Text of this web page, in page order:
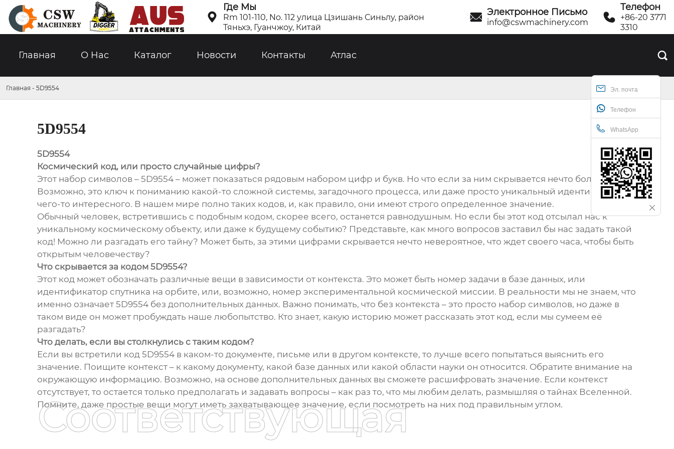

Где Мы
Rm 101-110, No. 112 улица Цзишань Синьлу, район
Тяньхэ, Гуанчжоу, Китай
 Электронное Письмо
info@cswmachinery.com 
Телефон
+86-20 3771
3310
Главная О Hас Каталог Новости Контакты Атлас 
Эл. почта
Телефон
WhatsApp
Главная - 5D9554
5D9554
5D9554
Космический код, или просто случайные цифры?
Этот набор символов – 5D9554 – может показаться рядовым набором цифр и букв. Но что если за ним скрывается нечто большее?
Возможно, это ключ к пониманию какой-то сложной системы, загадочного процесса, или даже просто уникальный идентификатор
чего-то интересного. В нашем мире полно таких кодов, и, как правило, они имеют строго определенное значение.
Обычный человек, встретившись с подобным кодом, скорее всего, останется равнодушным. Но если бы этот код отсылал нас к
уникальному космическому объекту, или даже к будущему событию? Представьте, как много вопросов заставил бы нас задать такой
код! Можно ли разгадать его тайну? Может быть, за этими цифрами скрывается нечто невероятное, что ждет своего часа, чтобы быть
открытым человечеству?
Что скрывается за кодом 5D9554?
Этот код может обозначать различные вещи в зависимости от контекста. Это может быть номер задачи в базе данных, или
идентификатор спутника на орбите, или, возможно, номер экспериментальной космической миссии. В реальности мы не знаем, что
именно означает 5D9554 без дополнительных данных. Важно понимать, что без контекста – это просто набор символов, но даже в
таком виде он может пробуждать наше любопытство. Кто знает, какую историю может рассказать этот код, если мы сумеем её
разгадать?
Что делать, если вы столкнулись с таким кодом?
Если вы встретили код 5D9554 в каком-то документе, письме или в другом контексте, то лучше всего попытаться выяснить его
значение. Поищите контекст – к какому документу, какой базе данных или какой области науки он относится. Обратите внимание на
окружающую информацию. Возможно, на основе дополнительных данных вы сможете расшифровать значение. Если контекст
отсутствует, то остается только предполагать и задавать вопросы – как раз то, что мы любим делать, размышляя о тайнах Вселенной.
Помните, даже простые вещи могут иметь захватывающее значение, если посмотреть на них под правильным углом.
Соответствующая